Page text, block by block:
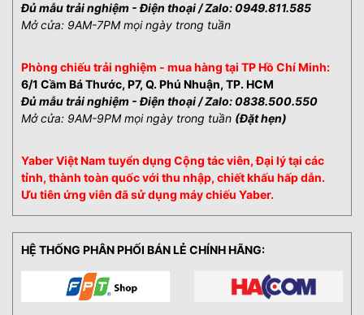
7. Hệ thống âm thanh tích hợp của máy chiếu
8. Thương hiệu, hãng sản xuất và chế độ bảo
Máy chiếu mini thông minh Yaber và các công
nghệ nổi bật
Đủ mẫu trải nghiệm - Điện thoại / Zalo: 0949.811.585
Mở cửa: 9AM-7PM mọi ngày trong tuần
Phòng chiếu trải nghiệm - mua hàng tại TP Hồ Chí Minh:
6/1 Cầm Bá Thước, P7, Q. Phú Nhuận, TP. HCM
Đủ mẫu trải nghiệm - Điện thoại / Zalo: 0838.500.550
Mở cửa: 9AM-9PM mọi ngày trong tuần (Đặt hẹn)
Yaber Việt Nam tuyển dụng Cộng tác viên, Đại lý tại các
tỉnh, thành toàn quốc với thu nhập, chiết khấu hấp dẫn.
Ưu tiên ứng viên đã sử dụng máy chiếu Yaber.
HỆ THỐNG PHÂN PHỐI BÁN LẺ CHÍNH HÃNG: